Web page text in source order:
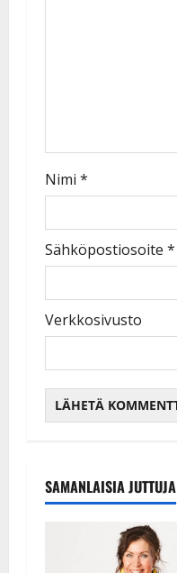
Nimi *
Sähköpostiosoite *
Verkkosivusto
SAMANLAISIA JUTTUJA